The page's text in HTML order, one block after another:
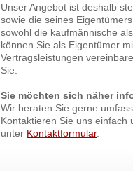
Unser Angebot ist deshalb
sowie die seines
sowohl die kaufmännische
können Sie als Eigentümer
Vertragsleistungen
Sie.
Sie möchten sich näher
Wir beraten Sie gerne
Kontaktieren Sie uns
unter Kontaktformular.